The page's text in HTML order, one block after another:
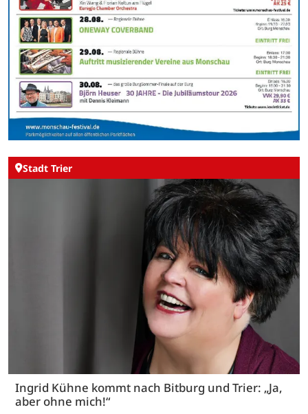
Stadt Trier
Ingrid Kühne kommt nach Bitburg und Trier: „Ja,
aber ohne mich!“